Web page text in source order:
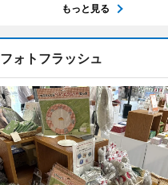
もっと見る
フォトフラッシュ